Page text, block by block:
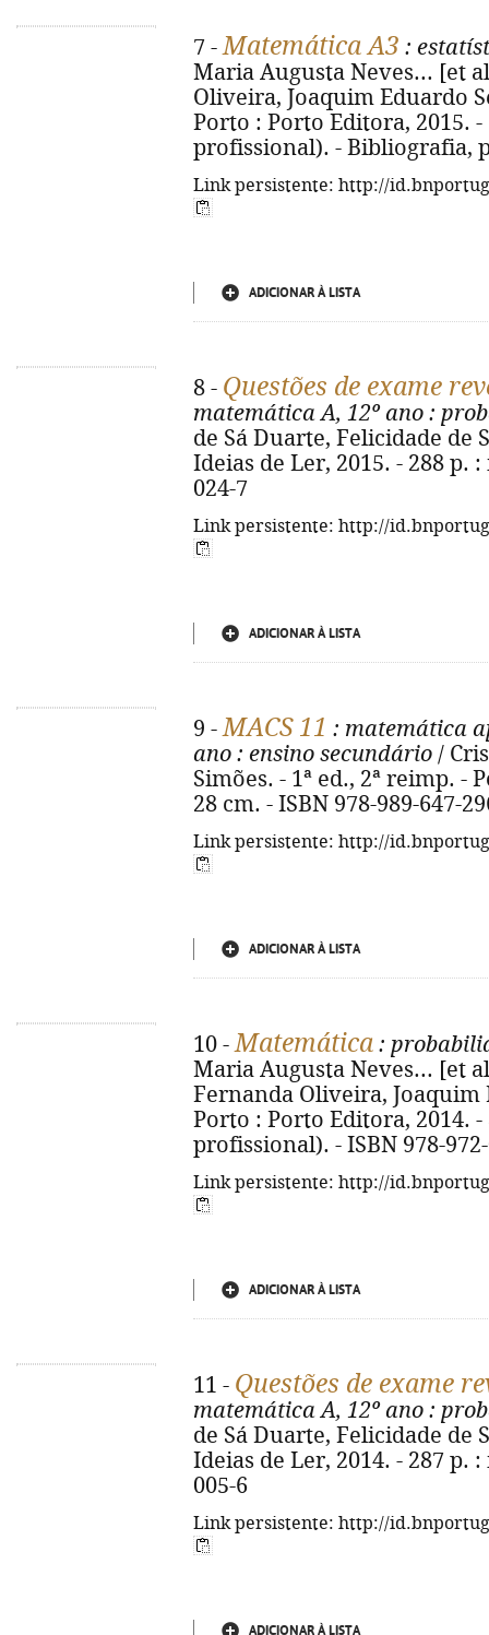
7 -Matemática A3 :
Maria Augusta Neves... [et
Oliveira, Joaquim Eduardo
Porto : Porto Editora, 2015.
profissional). - Bibliografia,
Link persistente: http://
ADICIONAR À LISTA
8 - Questões de exame
matemática A, 12º ano :
de Sá Duarte, Felicidade de
Ideias de Ler, 2015. - 288 p.
024-7
Link persistente: http://
ADICIONAR À LISTA
9 -MACS 11 : matemática
ano : ensino secundário /
Simões. - 1ª ed., 2ª reimp. -
28 cm. - ISBN 978-989-647-
Link persistente: http://
ADICIONAR À LISTA
10 -Matemática :
Maria Augusta Neves... [et
Fernanda Oliveira, Joaquim
Porto : Porto Editora, 2014.
profissional). - ISBN 978-
Link persistente: http://
ADICIONAR À LISTA
11 - Questões de exame
matemática A, 12º ano :
de Sá Duarte, Felicidade de
Ideias de Ler, 2014. - 287 p.
005-6
Link persistente: http://
ADICIONAR À LISTA